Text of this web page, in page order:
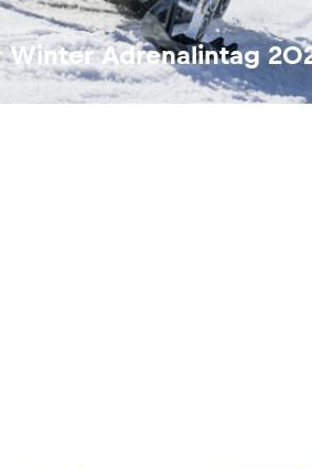
Winter Adrenalintag